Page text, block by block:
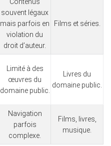
souvent légaux
mais parfois en
violation du
droit d’auteur.
Films et séries.
Limité à des
œuvres du
domaine public.
Livres du
domaine public.
Navigation
parfois
complexe.
Films, livres,
musique.